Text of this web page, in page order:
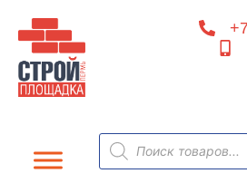
содержимому
Поиск
товаров